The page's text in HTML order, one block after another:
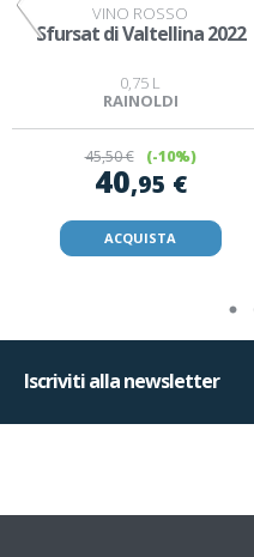
VINO ROSSO
Sfursat di Valtellina 2022
0,75 L
RAINOLDI
45,50 € (-10%)
40,95 €
ACQUISTA
Iscriviti alla newsletter